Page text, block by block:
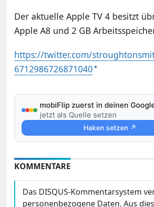
Der aktuelle Apple TV 4 besitzt
Apple A8 und 2 GB
https://twitter.com/
6712986726871040
mobiFlip zuerst in deinen
jetzt als Quelle setzen
Haken setzen ↗
KOMMENTARE
Das DISQUS-Kommentarsystem
personenbezogene Daten. Aus